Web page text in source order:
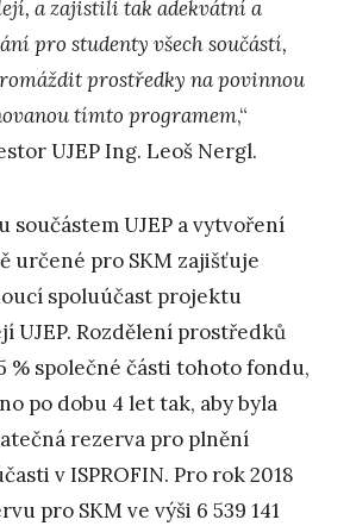
a zajistili tak adekvátní a
pro studenty všech součástí,
prostředky na povinnou
tímto programem,“
UJEP Ing. Leoš Nergl.
součástem UJEP a vytvoření
určené pro SKM zajišťuje
spoluúčast projektu
UJEP. Rozdělení prostředků
% společné části tohoto fondu,
po dobu 4 let tak, aby byla
rezerva pro plnění
v ISPROFIN. Pro rok 2018
pro SKM ve výši 6 539 141